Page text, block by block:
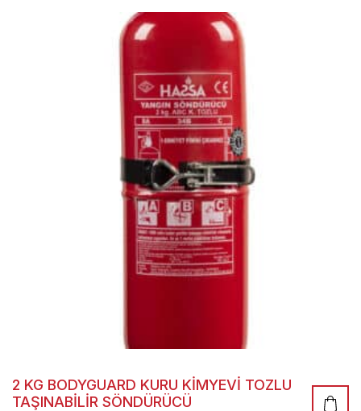
2 KG BODYGUARD KURU KİMYEVİ TOZLU
TAŞINABİLİR SÖNDÜRÜCÜ